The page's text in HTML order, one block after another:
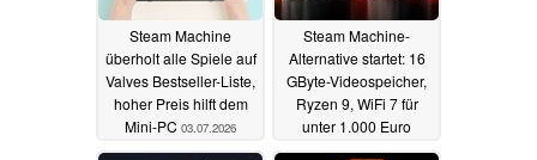
Steam Machine
überholt alle Spiele auf
Valves Bestseller-Liste,
hoher Preis hilft dem
Mini-PC 03.07.2026
Steam Machine-
Alternative startet: 16
GByte-Videospeicher,
Ryzen 9, WiFi 7 für
unter 1.000 Euro
02.07.2026